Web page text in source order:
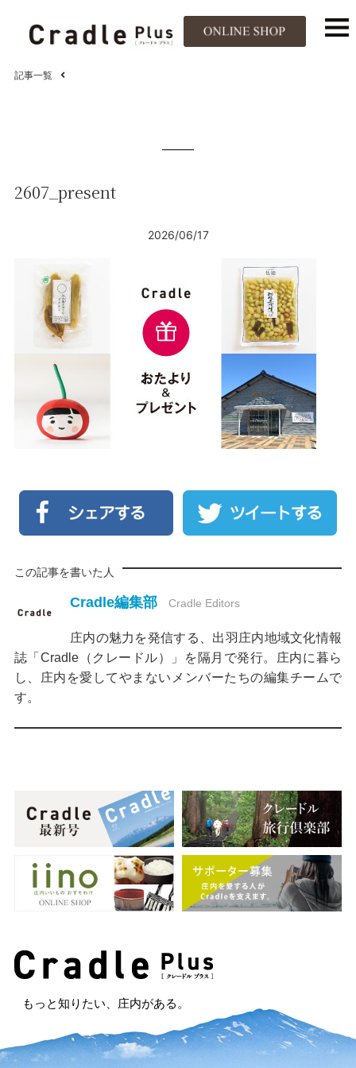
記事一覧
2607_present
2026/06/17
この記事を書いた人
Cradle編集部 Cradle Editors
庄内の魅力を発信する、出羽庄内地域文化情報
誌「Cradle（クレードル）」を隔月で発行。庄内に暮ら
し、庄内を愛してやまないメンバーたちの編集チームで
す。
もっと知りたい、庄内がある。